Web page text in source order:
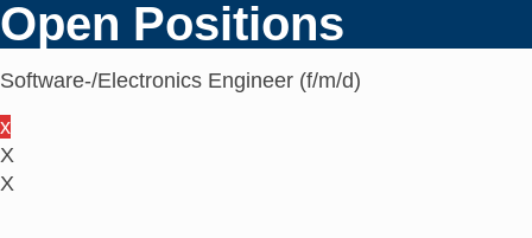
Open Positions
Software-/Electronics Engineer (f/m/d)
x
X
X